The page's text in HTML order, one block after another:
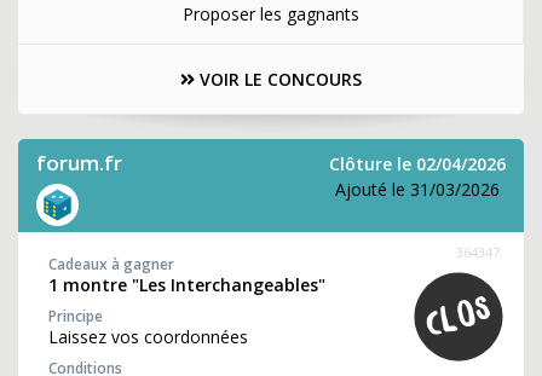
Proposer les gagnants
VOIR LE CONCOURS
forum.fr
Clôture le 02/04/2026
Ajouté le 31/03/2026
364347
Cadeaux à gagner
1 montre "Les Interchangeables"
Principe
Laissez vos coordonnées
Conditions